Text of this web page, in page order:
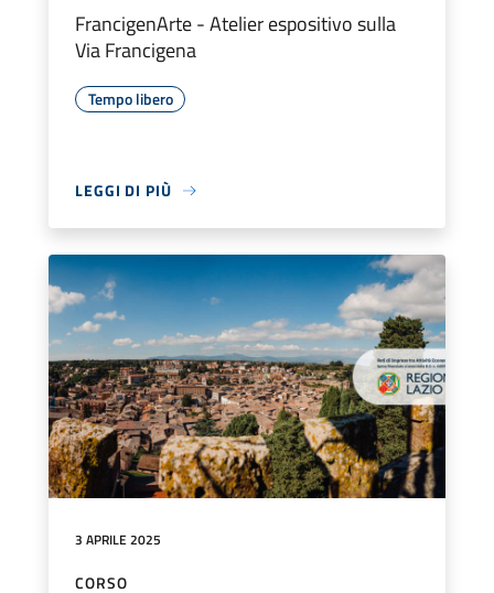
FrancigenArte - Atelier espositivo sulla
Via Francigena
Tempo libero
LEGGI DI PIÙ
3 APRILE 2025
CORSO